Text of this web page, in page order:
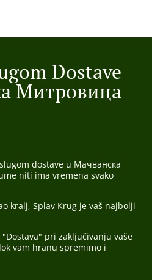
Dostave
Митровица
dostave u Мачванска
niti ima vremena svako
kralj, Splav Krug je vaš najbolji
pri zaključivanju vaše
vam hranu spremimo i